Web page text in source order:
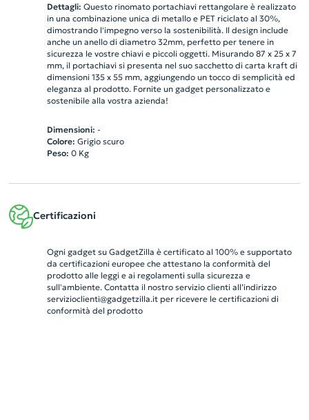
Dettagli: Questo rinomato portachiavi rettangolare è realizzato
in una combinazione unica di metallo e PET riciclato al 30%,
dimostrando l'impegno verso la sostenibilità. Il design include
anche un anello di diametro 32mm, perfetto per tenere in
sicurezza le vostre chiavi e piccoli oggetti. Misurando 87 x 25 x 7
mm, il portachiavi si presenta nel suo sacchetto di carta kraft di
dimensioni 135 x 55 mm, aggiungendo un tocco di semplicità ed
eleganza al prodotto. Fornite un gadget personalizzato e
sostenibile alla vostra azienda!
Dimensioni: -
Colore: Grigio scuro
Peso: 0Kg
Certificazioni
Ogni gadget su GadgetZilla è certificato al 100% e supportato
da certificazioni europee che attestano la conformità del
prodotto alle leggi e ai regolamenti sulla sicurezza e
sull'ambiente. Contatta il nostro servizio clienti all’indirizzo
servizioclienti@gadgetzilla.itper ricevere le certificazioni di
conformità del prodotto